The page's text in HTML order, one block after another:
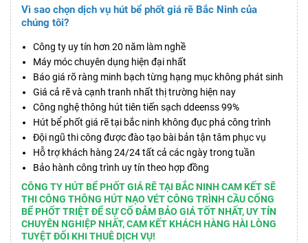
Vì sao chọn dịch vụ hút bể phốt giá rẽ Bắc Ninh của
chúng tôi?
Công ty uy tín hơn 20 năm làm nghề
Máy móc chuyên dụng hiện đại nhất
Báo giá rõ ràng minh bạch từng hạng mục không phát sinh
Giá cả rẽ và cạnh tranh nhất thị trường hiện nay
Công nghệ thông hút tiên tiến sạch ddeenss 99%
Hút bể phốt giá rẽ tại bắc ninh không đục phá công trình
Đội ngũ thi công được đào tạo bài bản tận tâm phục vụ
Hỗ trợ khách hàng 24/24 tất cả các ngày trong tuần
Bảo hành công trình uy tín theo hợp đồng
CÔNG TY HÚT BỂ PHỐT GIÁ RẼ TẠI BẮC NINH CAM KẾT SẼ
THI CÔNG THÔNG HÚT NẠO VÉT CÔNG TRÌNH CẦU CỐNG
BỂ PHỐT TRIỆT ĐỂ SỰ CỐ ĐẢM BẢO GIÁ TỐT NHẤT, UY TÍN
CHUYÊN NGHIỆP NHẤT, CAM KẾT KHÁCH HÀNG HÀI LÒNG
TUYỆT ĐỐI KHI THUÊ DỊCH VỤ!